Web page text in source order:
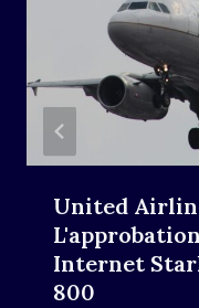
United
Internet
800